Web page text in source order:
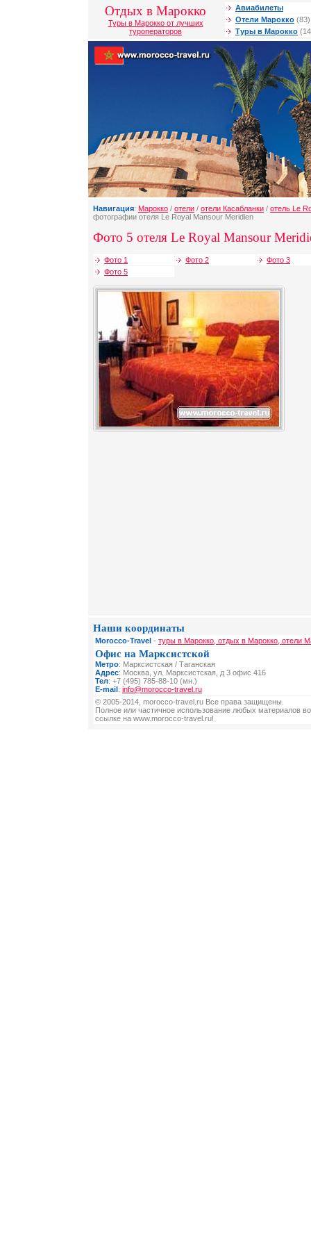
Отдых в Марокко
Туры в Марокко от лучших
туроператоров
Авиабилеты
Отели Марокко (83)
Туры в Марокко
Навигация: Марокко / отели / отели Касабланки / отель Le
фотографии отеля Le Royal Mansour Meridien
Фото 5 отеля Le Royal Mansour
Фото 1 Фото 2
Фото 3
Фото 5
Наши координаты
Morocco-Travel - туры в Марокко, отдых в Марокко, отели
Офис на Марксистской
Метро: Марксистская / Таганская
Адрес: Москва, ул. Марксистская, д 3 офис 416
Тел: +7 (495) 785-88-10 (мн.)
E-mail: info@morocco-travel.ru
© 2005-2014, morocco-travel.ru Все права защищены.
Полное или частичное использование любых материалов
ссылке на www.morocco-travel.ru!